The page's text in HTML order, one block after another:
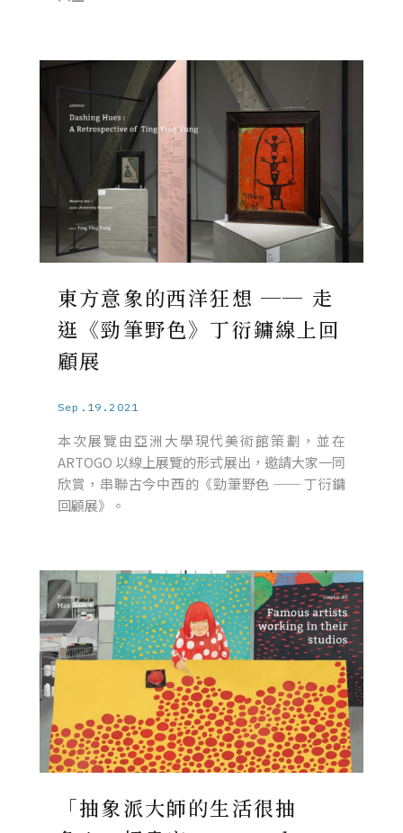
東方意象的西洋狂想 ── 走
逛《勁筆野色》丁衍鏞線上回
顧展
Sep.19.2021
本次展覽由亞洲大學現代美術館策劃，並在
ARTOGO 以線上展覽的形式展出，邀請大家一同
欣賞，串聯古今中西的《勁筆野色 ── 丁衍鏞
回顧展》。
「抽象派大師的生活很抽